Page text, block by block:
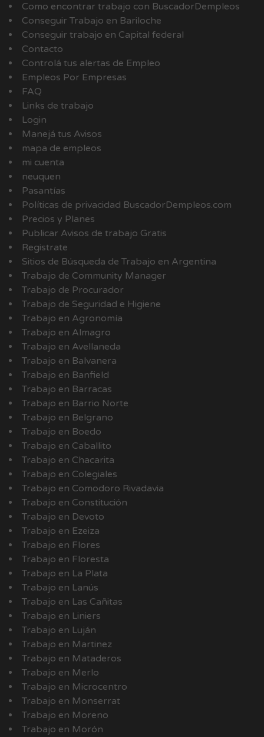
Como encontrar trabajo con BuscadorDempleos
Conseguir Trabajo en Bariloche
Conseguir trabajo en Capital federal
Contacto
Controlá tus alertas de Empleo
Empleos Por Empresas
FAQ
Links de trabajo
Login
Manejá tus Avisos
mapa de empleos
mi cuenta
neuquen
Pasantías
Políticas de privacidad BuscadorDempleos.com
Precios y Planes
Publicar Avisos de trabajo Gratis
Registrate
Sitios de Búsqueda de Trabajo en Argentina
Trabajo de Community Manager
Trabajo de Procurador
Trabajo de Seguridad e Higiene
Trabajo en Agronomía
Trabajo en Almagro
Trabajo en Avellaneda
Trabajo en Balvanera
Trabajo en Banfield
Trabajo en Barracas
Trabajo en Barrio Norte
Trabajo en Belgrano
Trabajo en Boedo
Trabajo en Caballito
Trabajo en Chacarita
Trabajo en Colegiales
Trabajo en Comodoro Rivadavia
Trabajo en Constitución
Trabajo en Devoto
Trabajo en Ezeiza
Trabajo en Flores
Trabajo en Floresta
Trabajo en La Plata
Trabajo en Lanús
Trabajo en Las Cañitas
Trabajo en Liniers
Trabajo en Luján
Trabajo en Martinez
Trabajo en Mataderos
Trabajo en Merlo
Trabajo en Microcentro
Trabajo en Monserrat
Trabajo en Moreno
Trabajo en Morón